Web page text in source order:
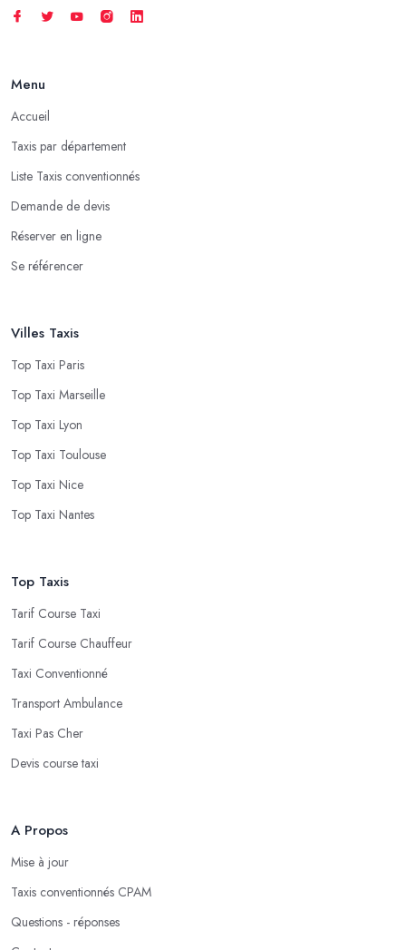
Menu
Accueil
Taxis par département
Liste Taxis conventionnés
Demande de devis
Réserver en ligne
Se référencer
Villes Taxis
Top Taxi Paris
Top Taxi Marseille
Top Taxi Lyon
Top Taxi Toulouse
Top Taxi Nice
Top Taxi Nantes
Top Taxis
Tarif Course Taxi
Tarif Course Chauffeur
Taxi Conventionné
Transport Ambulance
Taxi Pas Cher
Devis course taxi
A Propos
Mise à jour
Taxis conventionnés CPAM
Questions - réponses